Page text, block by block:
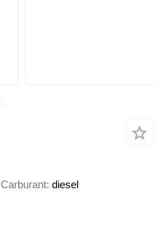
Carburant diesel